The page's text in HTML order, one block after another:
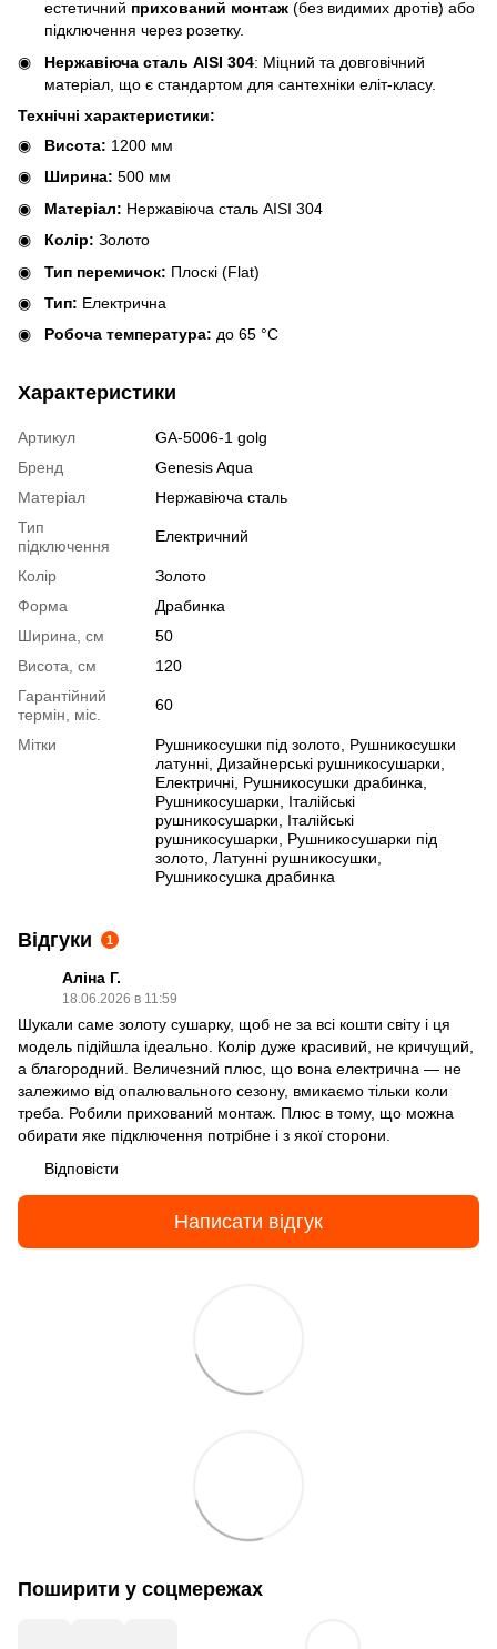
естетичний прихований монтаж (без видимих дротів) або
підключення через розетку.
Нержавіюча сталь AISI 304: Міцний та довговічний
матеріал, що є стандартом для сантехніки еліт-класу.
Технічні характеристики:
Висота: 1200 мм
Ширина: 500 мм
Матеріал: Нержавіюча сталь AISI 304
Колір: Золото
Тип перемичок: Плоскі (Flat)
Тип: Електрична
Робоча температура: до 65 °С
Характеристики
Артикул
GA-5006-1 golg
Бренд
Genesis Aqua
Матеріал
Нержавіюча сталь
Тип
підключення
Електричний
Колір
Золото
Форма
Драбинка
Ширина, см
50
Висота, см
120
Гарантійний
термін, міс.
60
Мітки Рушникосушки під золото, Рушникосушки
латунні, Дизайнерські рушникосушарки,
Електричні, Рушникосушки драбинка,
Рушникосушарки, Італійські
рушникосушарки, Італійські
рушникосушарки, Рушникосушарки під
золото, Латунні рушникосушки,
Рушникосушка драбинка
Відгуки 1
Аліна Г.
18.06.2026 в 11:59
Шукали саме золоту сушарку, щоб не за всі кошти світу і ця
модель підійшла ідеально. Колір дуже красивий, не кричущий,
а благородний. Величезний плюс, що вона електрична — не
залежимо від опалювального сезону, вмикаємо тільки коли
треба. Робили прихований монтаж. Плюс в тому, що можна
обирати яке підключення потрібне і з якої сторони.
Відповісти
Написати відгук
Поширити у соцмережах